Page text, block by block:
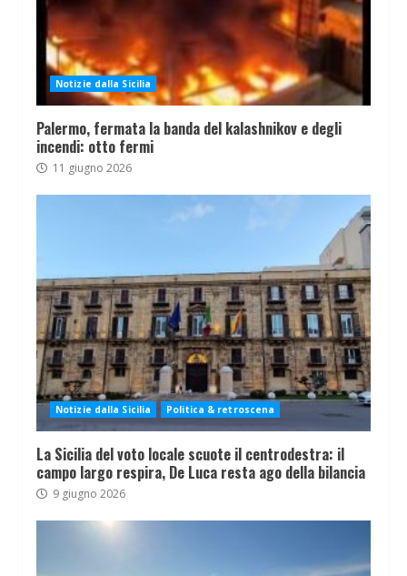
Notizie dalla Sicilia
Palermo, fermata la banda del kalashnikov e degli
incendi: otto fermi
11 giugno 2026
Notizie dalla Sicilia Politica & retroscena
La Sicilia del voto locale scuote il centrodestra: il
campo largo respira, De Luca resta ago della bilancia
9 giugno 2026